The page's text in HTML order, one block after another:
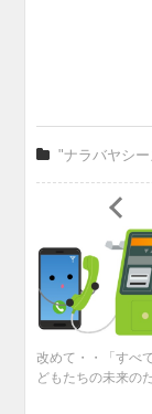
"ナラバヤシ
改めて・・「すべ
どもたちの未来の